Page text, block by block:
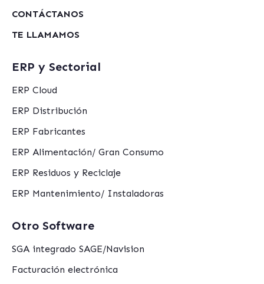
CONTÁCTANOS
TE LLAMAMOS
ERP y Sectorial
ERP Cloud
ERP Distribución
ERP Fabricantes
ERP Alimentación/ Gran Consumo
ERP Residuos y Reciclaje
ERP Mantenimiento/ Instaladoras
Otro Software
SGA integrado SAGE/Navision
Facturación electrónica